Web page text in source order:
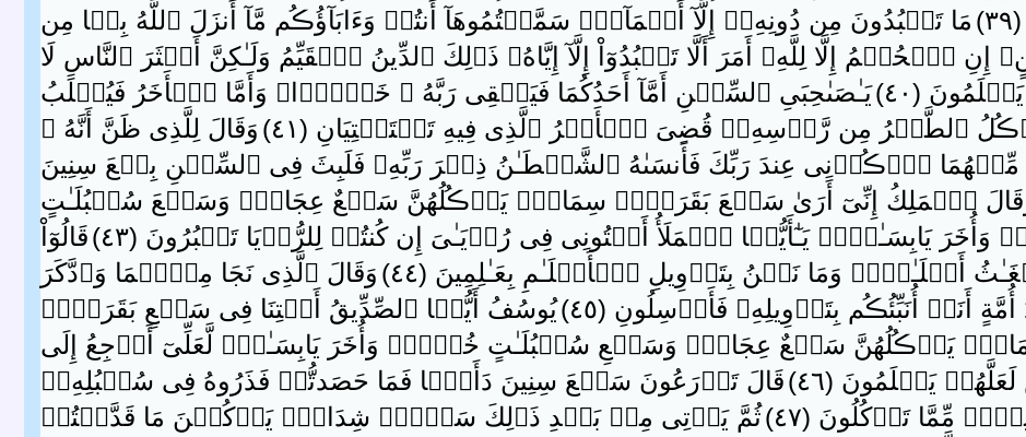
( ٣٩ )
مَا تَعۡبُدُونَ مِن دُونِهِۦۤ إِلَّآ أَسۡمَآءً۬ سَمَّيۡتُمُوهَآ أَنتُمۡ وَءَابَآؤُڪُم مَّآ أَنزَلَ ٱللَّهُ بِہَا مِن
ٱلۡحُكۡمُ إِلَّا لِلَّهِ‌ۚ أَمَرَ أَلَّا تَعۡبُدُوٓاْ إِلَّآ إِيَّاهُ‌ۚ ذَٲلِكَ ٱلدِّينُ ٱلۡقَيِّمُ وَلَـٰكِنَّ أَڪۡثَرَ ٱلنَّاسِ لَا
يَعۡلَمُونَ ( ٤٠ )
يَـٰصَٮٰحِبَىِ ٱلسِّجۡنِ أَمَّآ أَحَدُكُمَا فَيَسۡقِى رَبَّهُ ۥ خَمۡرً۬ا‌ۖ وَأَمَّا ٱلۡأَخَرُ فَيُصۡلَبُ
ٱلطَّيۡرُ مِن رَّأۡسِهِۦ‌ۚ قُضِىَ ٱلۡأَمۡرُ ٱلَّذِى فِيهِ تَسۡتَفۡتِيَانِ ( ٤١ )
وَقَالَ لِلَّذِى ظَنَّ أَنَّهُ ۥ
ٱذۡڪُرۡنِى عِندَ رَبِّكَ فَأَنسَٮٰهُ ٱلشَّيۡطَـٰنُ ذِڪۡرَ رَبِّهِۦ فَلَبِثَ فِى ٱلسِّجۡنِ بِضۡعَ سِنِينَ
ٱلۡمَلِكُ إِنِّىٓ أَرَىٰ سَبۡعَ بَقَرَٲتٍ۬ سِمَانٍ۬ يَأۡڪُلُهُنَّ سَبۡعٌ عِجَافٌ۬ وَسَبۡعَ سُنۢبُلَـٰتٍ
يَابِسَـٰتٍ۬‌ۖ يَـٰٓأَيُّہَا ٱلۡمَلَأُ أَفۡتُونِى فِى رُءۡيَـٰىَ إِن كُنتُمۡ لِلرُّءۡيَا تَعۡبُرُونَ ( ٤٣ )
قَالُوٓاْ
أَحۡلَـٰمٍ۬‌ۖ وَمَا نَحۡنُ بِتَأۡوِيلِ ٱلۡأَحۡلَـٰمِ بِعَـٰلِمِينَ ( ٤٤ )
وَقَالَ ٱلَّذِى نَجَا مِنۡہُمَا وَٱدَّكَرَ
أَنَا۟ أُنَبِّئُڪُم بِتَأۡوِيلِهِۦ فَأَرۡسِلُونِ ( ٤٥ )
يُوسُفُ أَيُّہَا ٱلصِّدِّيقُ أَفۡتِنَا فِى سَبۡعِ بَقَرَٲتٍ۬
يَأۡڪُلُهُنَّ سَبۡعٌ عِجَافٌ۬ وَسَبۡعِ سُنۢبُلَـٰتٍ خُضۡرٍ۬ وَأُخَرَ يَابِسَـٰتٍ۬ لَّعَلِّىٓ أَرۡجِعُ إِلَى
يَعۡلَمُونَ ( ٤٦ )
قَالَ تَزۡرَعُونَ سَبۡعَ سِنِينَ دَأَبً۬ا فَمَا حَصَدتُّمۡ فَذَرُوهُ فِى سُنۢبُلِهِۦۤ
مِّمَّا تَأۡكُلُونَ ( ٤٧ )
ثُمَّ يَأۡتِى مِنۢ بَعۡدِ ذَٲلِكَ سَبۡعٌ۬ شِدَادٌ۬ يَأۡكُلۡنَ مَا قَدَّمۡتُمۡ